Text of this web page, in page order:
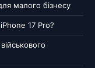
малого бізнесу
17 Pro?